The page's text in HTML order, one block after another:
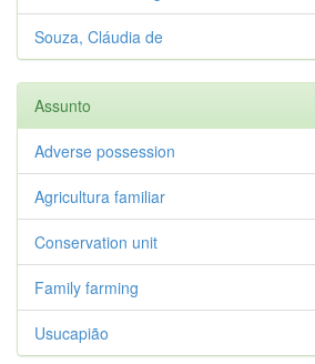
Souza, Cláudia de
Assunto
Adverse possession
Agricultura familiar
Conservation unit
Family farming
Usucapião